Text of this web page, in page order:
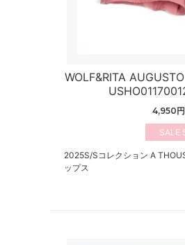
WOLF&RITA
4,950
2025S/Sコレクション A
ップス